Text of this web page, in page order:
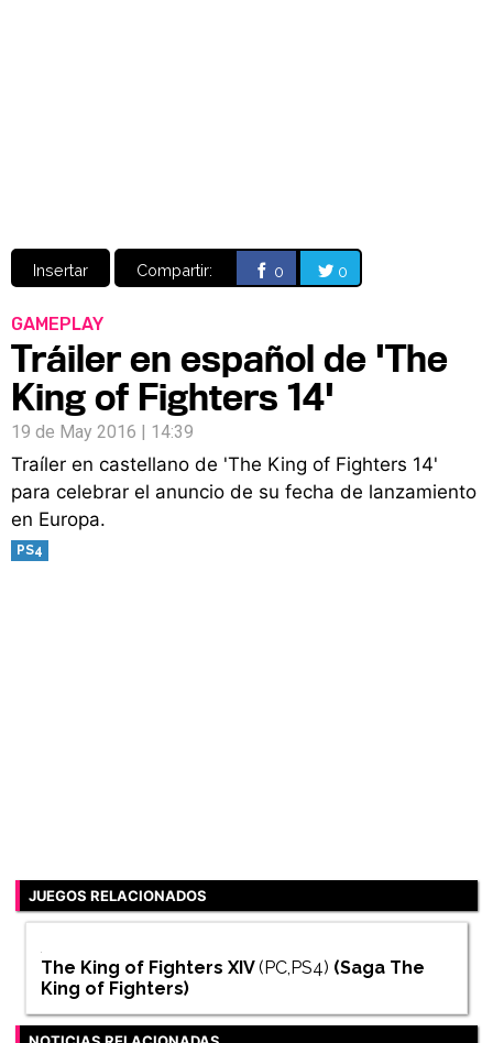
Insertar Compartir: 0 0
GAMEPLAY
Tráiler en español de 'The
King of Fighters 14'
19 de May 2016 | 14:39
Traíler en castellano de 'The King of Fighters 14'
para celebrar el anuncio de su fecha de lanzamiento
en Europa.
PS4
JUEGOS RELACIONADOS
The King of Fighters XIV (PC,PS4) (Saga The
King of Fighters)